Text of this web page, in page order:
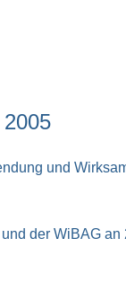
und
der WiBAG an